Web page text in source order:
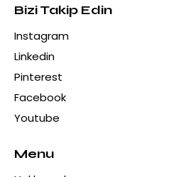
Bizi Takip Edin
Instagram
Linkedin
Pinterest
Facebook
Youtube
Menu